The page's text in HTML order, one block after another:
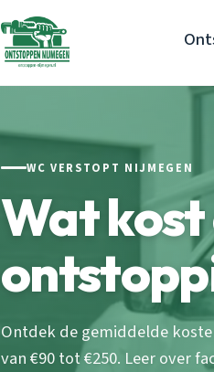
WC VERSTOPT NIJMEGEN
Wat kost
Ontdek de gemiddelde
van €90 tot €250. Leer over